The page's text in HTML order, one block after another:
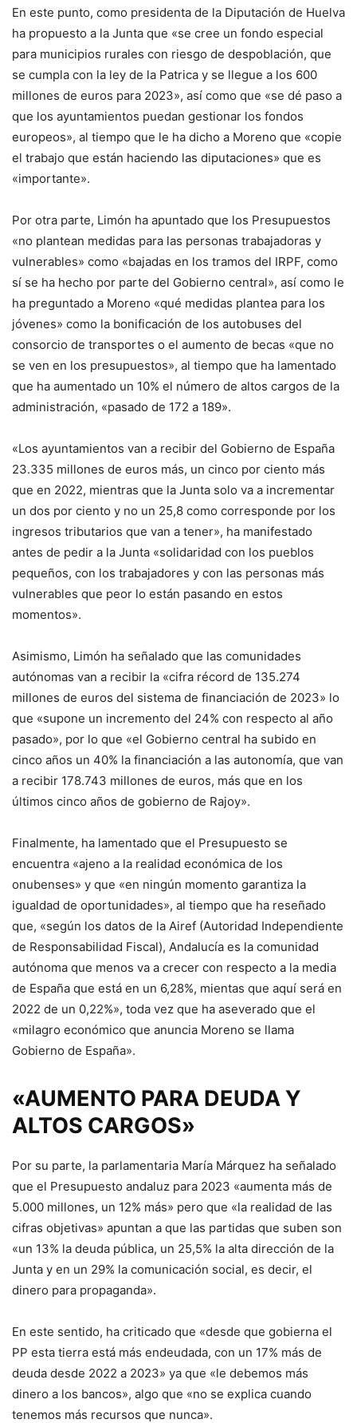
En este punto, como presidenta de la Diputación de Huelva
ha propuesto a la Junta que «se cree un fondo especial
para municipios rurales con riesgo de despoblación, que
se cumpla con la ley de la Patrica y se llegue a los 600
millones de euros para 2023», así como que «se dé paso a
que los ayuntamientos puedan gestionar los fondos
europeos», al tiempo que le ha dicho a Moreno que «copie
el trabajo que están haciendo las diputaciones» que es
«importante».
Por otra parte, Limón ha apuntado que los Presupuestos
«no plantean medidas para las personas trabajadoras y
vulnerables» como «bajadas en los tramos del IRPF, como
sí se ha hecho por parte del Gobierno central», así como le
ha preguntado a Moreno «qué medidas plantea para los
jóvenes» como la bonificación de los autobuses del
consorcio de transportes o el aumento de becas «que no
se ven en los presupuestos», al tiempo que ha lamentado
que ha aumentado un 10% el número de altos cargos de la
administración, «pasado de 172 a 189».
«Los ayuntamientos van a recibir del Gobierno de España
23.335 millones de euros más, un cinco por ciento más
que en 2022, mientras que la Junta solo va a incrementar
un dos por ciento y no un 25,8 como corresponde por los
ingresos tributarios que van a tener», ha manifestado
antes de pedir a la Junta «solidaridad con los pueblos
pequeños, con los trabajadores y con las personas más
vulnerables que peor lo están pasando en estos
momentos».
Asimismo, Limón ha señalado que las comunidades
autónomas van a recibir la «cifra récord de 135.274
millones de euros del sistema de financiación de 2023» lo
que «supone un incremento del 24% con respecto al año
pasado», por lo que «el Gobierno central ha subido en
cinco años un 40% la financiación a las autonomía, que van
a recibir 178.743 millones de euros, más que en los
últimos cinco años de gobierno de Rajoy».
Finalmente, ha lamentado que el Presupuesto se
encuentra «ajeno a la realidad económica de los
onubenses» y que «en ningún momento garantiza la
igualdad de oportunidades», al tiempo que ha reseñado
que, «según los datos de la Airef (Autoridad Independiente
de Responsabilidad Fiscal), Andalucía es la comunidad
autónoma que menos va a crecer con respecto a la media
de España que está en un 6,28%, mientas que aquí será en
2022 de un 0,22%», toda vez que ha aseverado que el
«milagro económico que anuncia Moreno se llama
Gobierno de España».
«AUMENTO PARA DEUDA Y
ALTOS CARGOS»
Por su parte, la parlamentaria María Márquez ha señalado
que el Presupuesto andaluz para 2023 «aumenta más de
5.000 millones, un 12% más» pero que «la realidad de las
cifras objetivas» apuntan a que las partidas que suben son
«un 13% la deuda pública, un 25,5% la alta dirección de la
Junta y en un 29% la comunicación social, es decir, el
dinero para propaganda».
En este sentido, ha criticado que «desde que gobierna el
PP esta tierra está más endeudada, con un 17% más de
deuda desde 2022 a 2023» ya que «le debemos más
dinero a los bancos», algo que «no se explica cuando
tenemos más recursos que nunca».